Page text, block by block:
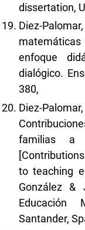
dissertation,
Diez-
enfoque
dialógico.
380,
Diez-
familias a
to teaching
González &
Educación
Santander,